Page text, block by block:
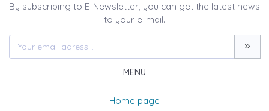
By subscribing to E-Newsletter, you can get the latest news
to your e-mail.
MENU
Home page